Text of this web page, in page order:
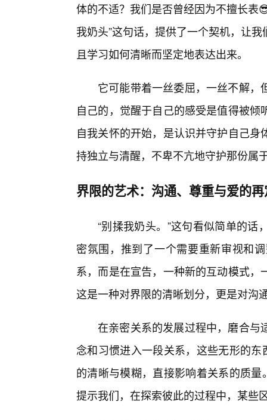
体的不适？我们是否曾经因为不擅长表
我奶头”这句话，提供了一个契机，让
且学习如何清晰而坚定地表达出来。
它可能带着一丝委屈，一丝不解
自己的，觉醒于自己的感受是值得被
自我关怀的开始，是认识并守护自己
持独立与清醒，不卑不亢地守护那份属
界限的艺术：沟通、尊重与爱的
“别揉我奶头。”这句看似简单的
密氛围，推到了一个需要重新审视和
系，而是在宣告，一种新的互动模式
这是一种对界限的清晰划分，更是对沟
在亲密关系的发展过程中，磨合与
念和习惯进入一段关系，这些无形的
的清晰与模糊，直接影响着关系的质
提示我们，在探索彼此的过程中，某些